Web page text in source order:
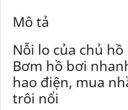
Mô tả
Nỗi lo của chủ hồ
Bơm hồ bơi
hao điện, mua
trôi nổi